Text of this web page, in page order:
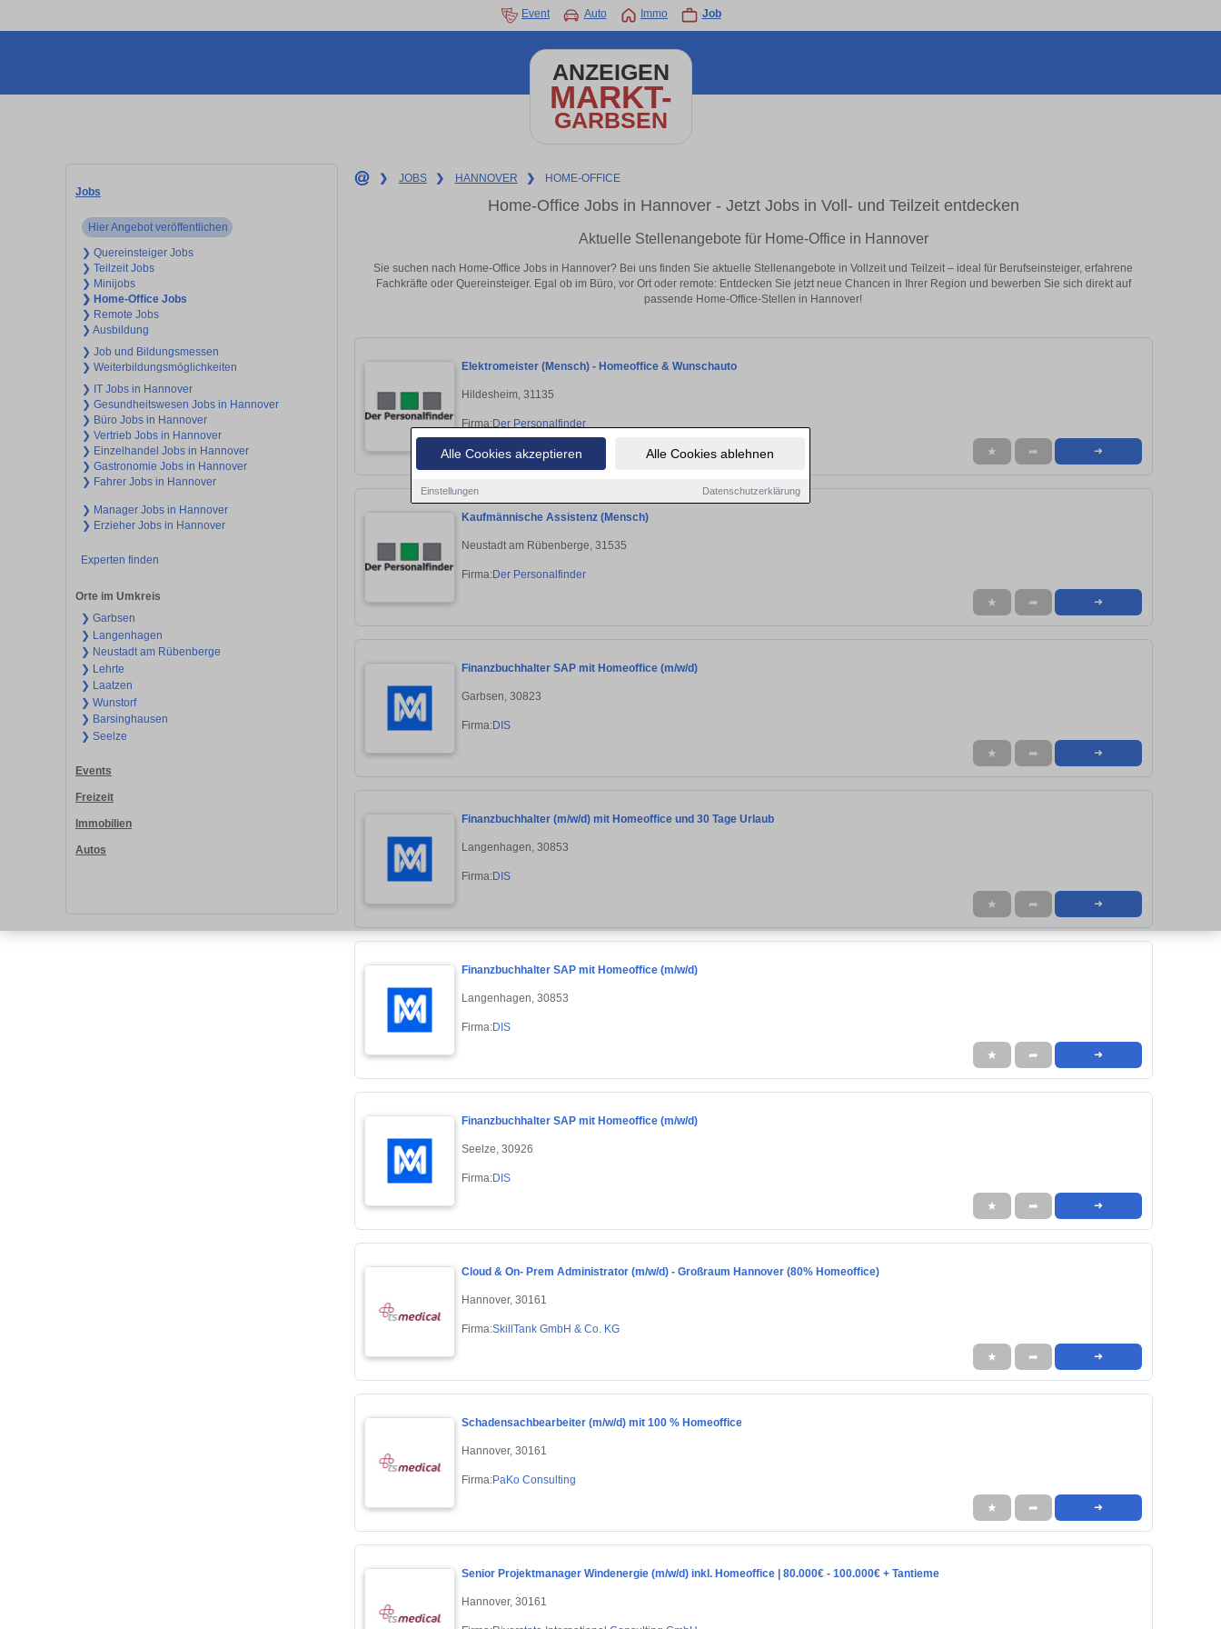
Alle Cookies akzeptieren Alle Cookies ablehnen
Einstellungen Datenschutzerklärung
Event Auto Immo Job
ANZEIGEN
MARKT-
GARBSEN
Jobs
Hier Angebot veröffentlichen
❯ Quereinsteiger Jobs
❯ Teilzeit Jobs
❯ Minijobs
❯ Home-Office Jobs
❯ Remote Jobs
❯ Ausbildung
❯ Job und Bildungsmessen
❯ Weiterbildungsmöglichkeiten
❯ IT Jobs in Hannover
❯ Gesundheitswesen Jobs in Hannover
❯ Büro Jobs in Hannover
❯ Vertrieb Jobs in Hannover
❯ Einzelhandel Jobs in Hannover
❯ Gastronomie Jobs in Hannover
❯ Fahrer Jobs in Hannover
❯ Manager Jobs in Hannover
❯ Erzieher Jobs in Hannover
Experten finden
Orte im Umkreis
❯ Garbsen
❯ Langenhagen
❯ Neustadt am Rübenberge
❯ Lehrte
❯ Laatzen
❯ Wunstorf
❯ Barsinghausen
❯ Seelze
Events
Freizeit
Immobilien
Autos
❯ JOBS ❯ HANNOVER ❯ HOME-OFFICE
Home-Office Jobs in Hannover - Jetzt Jobs in Voll- und Teilzeit entdecken
Aktuelle Stellenangebote für Home-Office in Hannover
Sie suchen nach Home-Office Jobs in Hannover? Bei uns finden Sie aktuelle Stellenangebote in Vollzeit und Teilzeit – ideal für Berufseinsteiger, erfahrene
Fachkräfte oder Quereinsteiger. Egal ob im Büro, vor Ort oder remote: Entdecken Sie jetzt neue Chancen in Ihrer Region und bewerben Sie sich direkt auf
passende Home-Office-Stellen in Hannover!
Elektromeister (Mensch) - Homeoffice & Wunschauto
Hildesheim, 31135
Firma:Der Personalfinder
★ ➦ ➜
Kaufmännische Assistenz (Mensch)
Neustadt am Rübenberge, 31535
Firma:Der Personalfinder
★ ➦ ➜
Finanzbuchhalter SAP mit Homeoffice (m/w/d)
Garbsen, 30823
Firma:DIS
★ ➦ ➜
Finanzbuchhalter (m/w/d) mit Homeoffice und 30 Tage Urlaub
Langenhagen, 30853
Firma:DIS
★ ➦ ➜
Finanzbuchhalter SAP mit Homeoffice (m/w/d)
Langenhagen, 30853
Firma:DIS
★ ➦ ➜
Finanzbuchhalter SAP mit Homeoffice (m/w/d)
Seelze, 30926
Firma:DIS
★ ➦ ➜
Cloud & On- Prem Administrator (m/w/d) - Großraum Hannover (80% Homeoffice)
Hannover, 30161
Firma:SkillTank GmbH & Co. KG
★ ➦ ➜
Schadensachbearbeiter (m/w/d) mit 100 % Homeoffice
Hannover, 30161
Firma:PaKo Consulting
★ ➦ ➜
Senior Projektmanager Windenergie (m/w/d) inkl. Homeoffice | 80.000€ - 100.000€ + Tantieme
Hannover, 30161